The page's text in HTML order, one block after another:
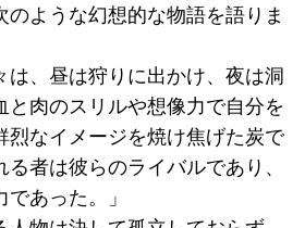
のような幻想的な物語を語りま
は、昼は狩りに出かけ、夜は洞
と肉のスリルや想像力で自分を
烈なイメージを焼け焦げた炭で
者は彼らのライバルであり、
あった。」